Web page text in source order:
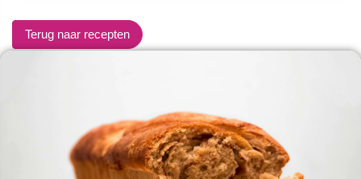
Terug naar recepten